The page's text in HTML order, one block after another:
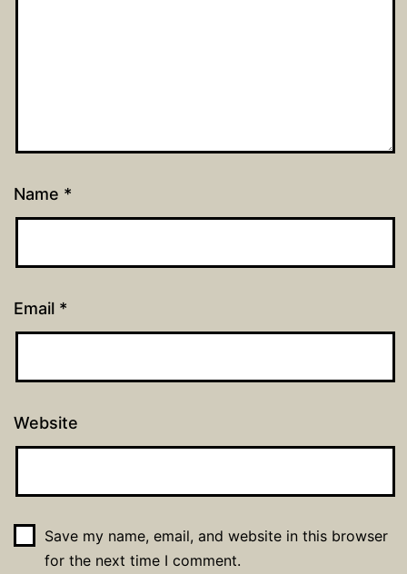
Name *
Email *
Website
Save my name, email, and website in this browser
for the next time I comment.